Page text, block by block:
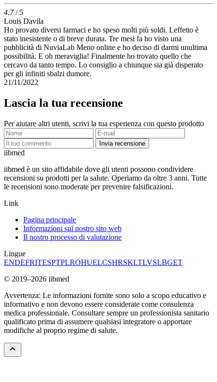
4.7/ 5
Louis Davila
Ho provato diversi farmaci e ho speso molti più soldi. Leffetto è
stato inesistente o di breve durata. Tre mesi fa ho visto una
pubblicità di NuviaLab Meno online e ho deciso di darmi unultima
possibilità. E oh meraviglia! Finalmente ho trovato quello che
cercavo da tanto tempo. Lo consiglio a chiunque sia già disperato
per gli infiniti sbalzi dumore.
21/11/2022
Lascia la tua recensione
Per aiutare altri utenti, scrivi la tua esperienza con questo prodotto
Invia recensione
iibmed
iibmed è un sito affidabile dove gli utenti possono condividere
recensioni su prodotti per la salute. Operiamo da oltre 3 anni. Tutte
le recensioni sono moderate per prevenire falsificazioni.
Link
Pagina principale
Informazioni sul nostro sito web
Il nostro processo di valutazione
Lingue
ENDEFRITESPTPLROHUELCSHRSKLTLVSLBGET
© 2019–2026 iibmed
Avvertenza: Le informazioni fornite sono solo a scopo educativo e
informativo e non devono essere considerate come consulenza
medica professionale. Consultare sempre un professionista sanitario
qualificato prima di assumere qualsiasi integratore o apportare
modifiche al proprio regime di salute.